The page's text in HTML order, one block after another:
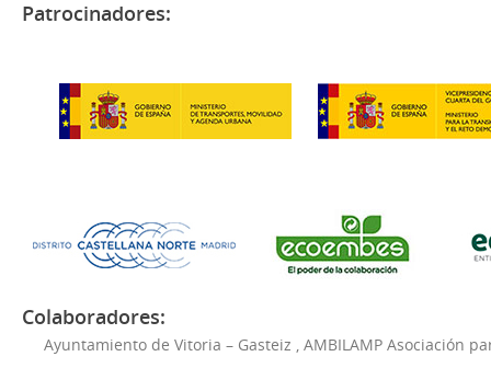
Patrocinadores:
Colaboradores:
Ayuntamiento de Vitoria – Gasteiz AMBILAMP Asociación